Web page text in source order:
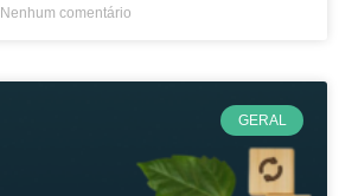
Nenhum comentário
GERAL